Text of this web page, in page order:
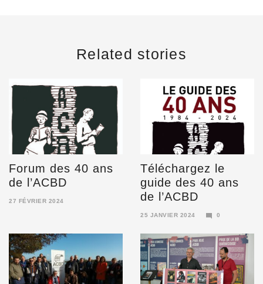
Related stories
Forum des 40 ans
de l’ACBD
27 FÉVRIER 2024
Téléchargez le
guide des 40 ans
de l’ACBD
25 JANVIER 2024
FÉVRIER
2024
0